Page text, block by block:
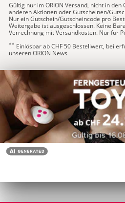
Gültig nur im ORION Versand, nicht in den
anderen Aktionen oder Gutscheinen/
Nur ein Gutschein/Gutscheincode pro
Weitergabe ist ausgeschlossen. Keine
Verrechnung mit Versandkosten. Nur für
** Einlösbar ab CHF 50 Bestellwert, bei
unseren ORION News